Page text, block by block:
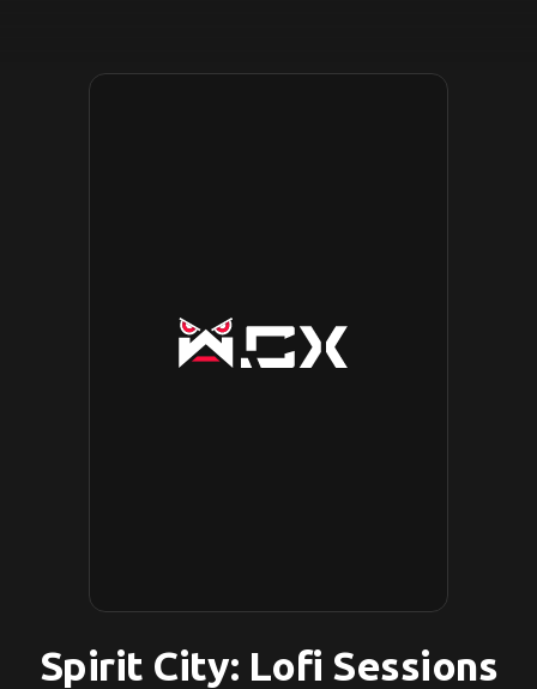
Spirit City: Lofi Sessions